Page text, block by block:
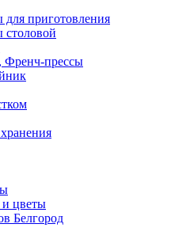
приготовления
Френч-прессы
и цветы
Белгород